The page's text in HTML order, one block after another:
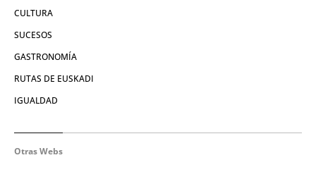
CULTURA
SUCESOS
GASTRONOMÍA
RUTAS DE EUSKADI
IGUALDAD
Otras Webs